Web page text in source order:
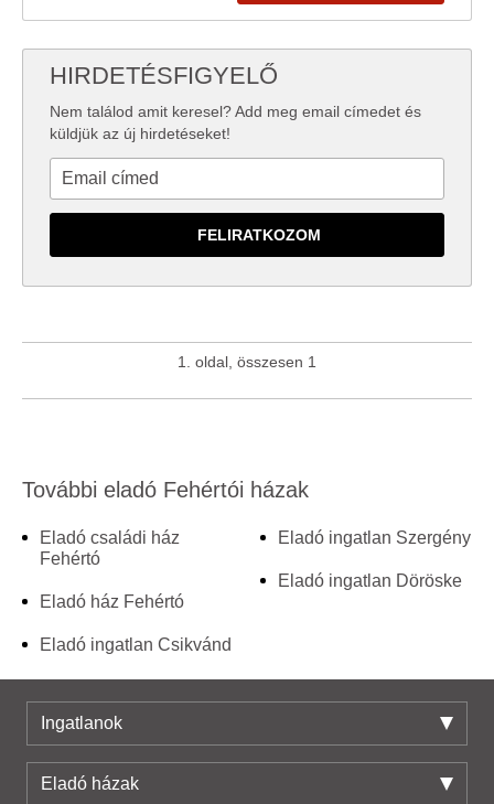
HIRDETÉSFIGYELŐ
Nem találod amit keresel? Add meg email címedet és
küldjük az új hirdetéseket!
1. oldal, összesen 1
További eladó Fehértói házak
Eladó családi ház
Fehértó
Eladó ház Fehértó
Eladó ingatlan Csikvánd
Eladó ingatlan Szergény
Eladó ingatlan Döröske
Ingatlanok
Eladó házak